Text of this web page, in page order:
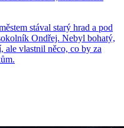
stával starý hrad a pod
Ondřej. Nebyl bohatý,
ale vlastnil něco, co by za